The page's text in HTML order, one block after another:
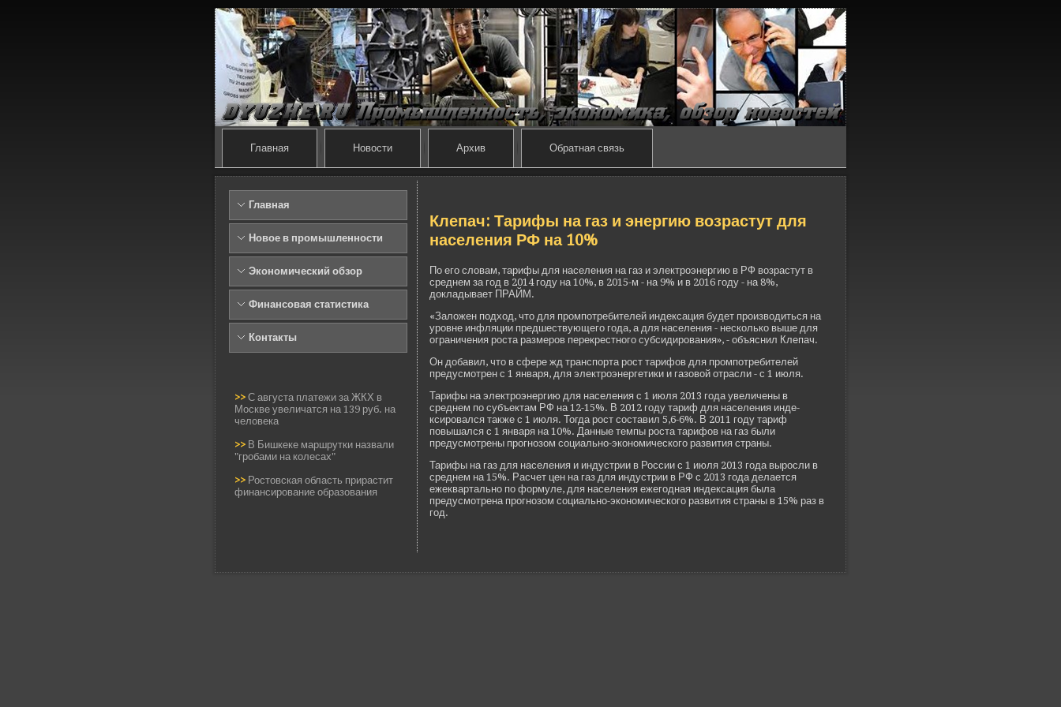
Главная Новости Архив Обратная связь
Главная
Новое в промышленности
Экономический обзор
Финансовая статистика
Контакты
>> С августа платежи за ЖКХ в
Москве увеличатся на 139 руб. на
человека
>> В Бишкеке маршрутки назвали
"гробами на колесах"
>> Ростовская область прирастит
финансирование образования
Клепач: Тарифы на газ и энергию возрастут для
населения РФ на 10%
По его словам, тарифы для населения на газ и электроэнергию в РФ возрастут в
среднем за год в 2014 году на 10%, в 2015-м - на 9% и в 2016 году - на 8%,
докладывает ПРАЙМ.
«Заложен подход, что для промпотреби­телей инде­ксация буде­т производиться на
уровне инфляции предшествующего года, а для населения - несколько выше для
ограничения роста размеров перекрестного субсидирования», - объяснил Клепач.
Он добавил, что в сфере жд транспорта рост тарифов для промпотреби­телей
предусмотрен с 1 января, для электроэнергетики и газовой отрасли - с 1 июля.
Тарифы на электроэнергию для населения с 1 июля 2013 года уве­личены в
среднем по субъектам РФ на 12-15%. В 2012 году тариф для населения инде­
ксировался также с 1 июля. Тогда рост составил 5,6-6%. В 2011 году тариф
повышался с 1 января на 10%. Данные темпы роста тарифов на газ были
предусмотрены прогнозом социально-экономического развития страны.
Тарифы на газ для населения и индустрии в России с 1 июля 2013 года выросли в
среднем на 15%. Расчет цен на газ для индустрии в РФ с 2013 года де­лается
ежеквартально по формуле, для населения ежегодная инде­ксация была
предусмотрена прогнозом социально-экономического развития страны в 15% раз в
год.